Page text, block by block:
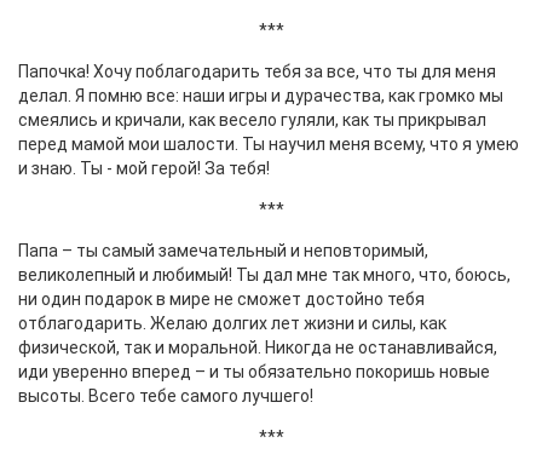
***
Папочка! Хочу поблагодарить тебя за все, что ты для меня
делал. Я помню все: наши игры и дурачества, как громко мы
смеялись и кричали, как весело гуляли, как ты прикрывал
перед мамой мои шалости. Ты научил меня всему, что я умею
и знаю. Ты - мой герой! За тебя!
***
Папа – ты самый замечательный и неповторимый,
великолепный и любимый! Ты дал мне так много, что, боюсь,
ни один подарок в мире не сможет достойно тебя
отблагодарить. Желаю долгих лет жизни и силы, как
физической, так и моральной. Никогда не останавливайся,
иди уверенно вперед – и ты обязательно покоришь новые
высоты. Всего тебе самого лучшего!
***